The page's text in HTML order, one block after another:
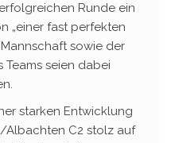
Runde ein
„einer fast perfekten
sowie der
seien dabei
starken Entwicklung
Albachten C2 stolz auf